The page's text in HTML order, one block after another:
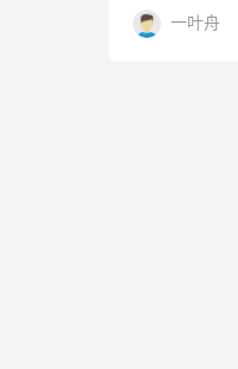
一叶舟